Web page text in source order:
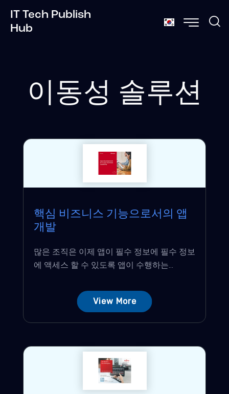
IT Tech Publish
Hub
이동성 솔루션
핵심 비즈니스 기능으로서의 앱
개발
많은 조직은 이제 앱이 필수 정보에 필수 정보
에 액세스 할 수 있도록 앱이 수행하는...
View More